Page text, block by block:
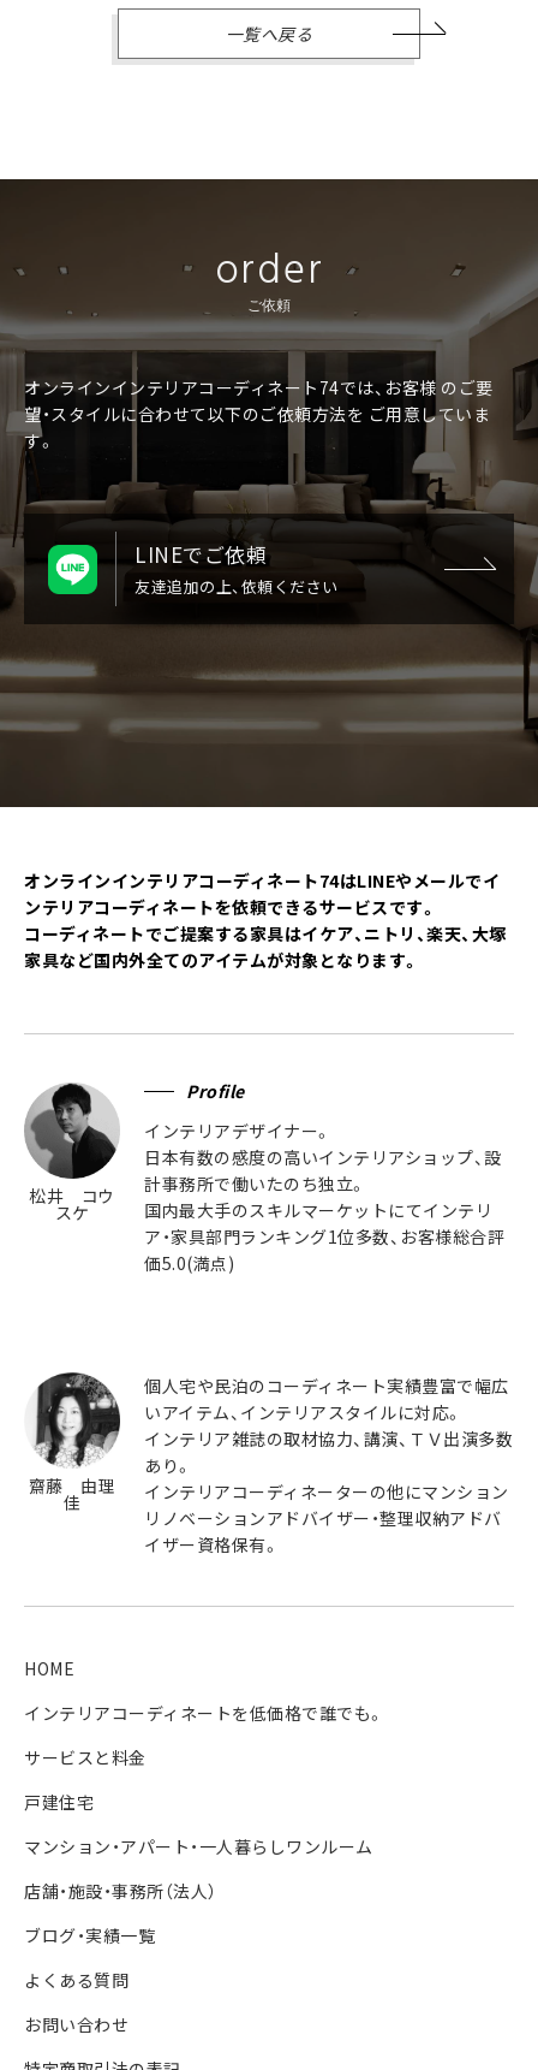
一覧へ戻る
order
ご依頼
オンラインインテリアコーディネート74では、お客様 のご要
望・スタイルに合わせて以下のご依頼方法を ご用意していま
す。
LINEでご依頼
友達追加の上、依頼ください
フォームでのご依頼
ご依頼フォームへ
オンラインインテリアコーディネート74はLINEやメールでイ
ンテリアコーディネートを依頼できるサービスです。
コーディネートでご提案する家具はイケア、ニトリ、楽天、大塚
家具など国内外全てのアイテムが対象となります。
松井 コウ
スケ
Profile
インテリアデザイナー。
日本有数の感度の高いインテリアショップ、設
計事務所で働いたのち独立。
国内最大手のスキルマーケットにてインテリ
ア・家具部門ランキング1位多数、お客様総合評
価5.0(満点)
齋藤 由理
佳
個人宅や民泊のコーディネート実績豊富で幅広
いアイテム、インテリアスタイルに対応。
インテリア雑誌の取材協力、講演、ＴＶ出演多数
あり。
インテリアコーディネーターの他にマンション
リノベーションアドバイザー・整理収納アドバ
イザー資格保有。
HOME
インテリアコーディネートを低価格で誰でも。
サービスと料金
戸建住宅
マンション・アパート・一人暮らしワンルーム
店舗・施設・事務所（法人）
ブログ・実績一覧
よくある質問
お問い合わせ